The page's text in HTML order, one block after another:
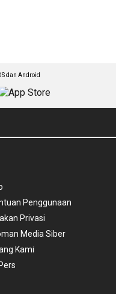
dan Android
Penggunaan
Privasi
Media Siber
Kami